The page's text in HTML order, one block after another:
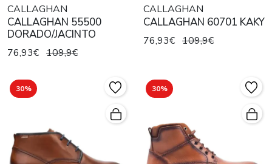
CALLAGHAN
CALLAGHAN 55500
DORADO/JACINTO
76,93€ 109,9€
CALLAGHAN
CALLAGHAN 60701 KAKY
76,93€ 109,9€
30% 30%